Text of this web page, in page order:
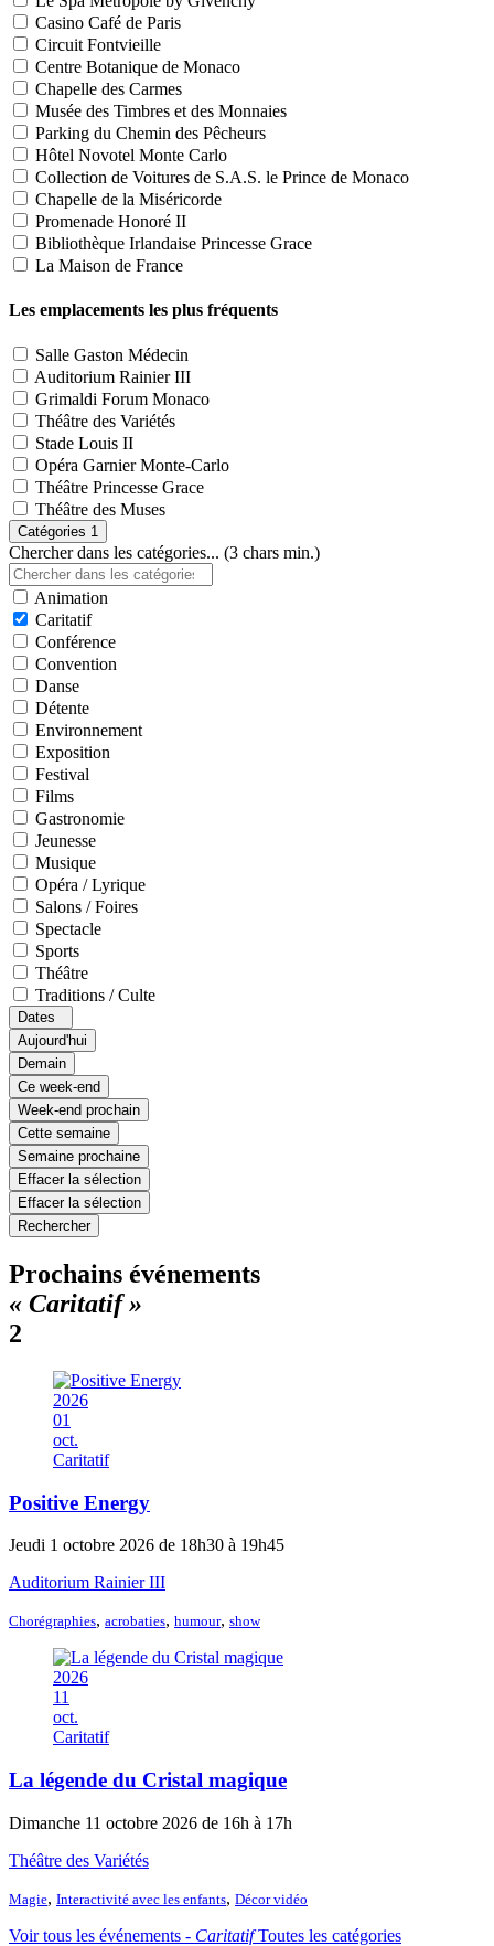
Casino Café de Paris
Circuit Fontvieille
Centre Botanique de Monaco
Chapelle des Carmes
Musée des Timbres et des Monnaies
Parking du Chemin des Pêcheurs
Hôtel Novotel Monte Carlo
Collection de Voitures de S.A.S. le Prince de Monaco
Chapelle de la Miséricorde
Promenade Honoré II
Bibliothèque Irlandaise Princesse Grace
La Maison de France
Les emplacements les plus fréquents
Salle Gaston Médecin
Auditorium Rainier III
Grimaldi Forum Monaco
Théâtre des Variétés
Stade Louis II
Opéra Garnier Monte-Carlo
Théâtre Princesse Grace
Théâtre des Muses
Catégories 1
Chercher dans les catégories... (3 chars min.)
Animation
Caritatif
Conférence
Convention
Danse
Détente
Environnement
Exposition
Festival
Films
Gastronomie
Jeunesse
Musique
Opéra / Lyrique
Salons / Foires
Spectacle
Sports
Théâtre
Traditions / Culte
Dates
Aujourd'hui
Demain
Ce week-end
Week-end prochain
Cette semaine
Semaine prochaine
Effacer la sélection
Effacer la sélection
Rechercher
Prochains événements
« Caritatif »
2
2026
01
oct.
Caritatif
Positive Energy
Jeudi 1 octobre 2026 de 18h30 à 19h45
Auditorium Rainier III
Chorégraphies, acrobaties, humour, show
2026
11
oct.
Caritatif
La légende du Cristal magique
Dimanche 11 octobre 2026 de 16h à 17h
Théâtre des Variétés
Magie, Interactivité avec les enfants, Décor vidéo
Voir tous les événements ‐ Caritatif Toutes les catégories